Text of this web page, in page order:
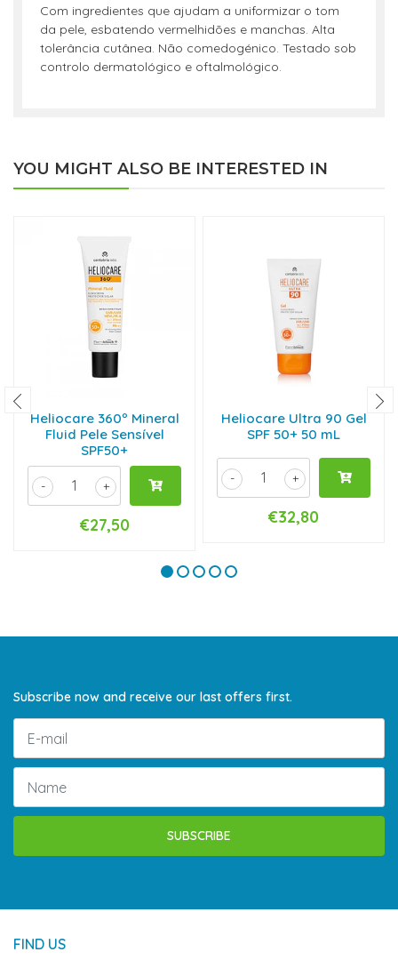
Com ingredientes que ajudam a uniformizar o tom
da pele, esbatendo vermelhidões e manchas. Alta
tolerância cutânea. Não comedogénico. Testado sob
controlo dermatológico e oftalmológico.
YOU MIGHT ALSO BE INTERESTED IN
Heliocare 360º Mineral
Fluid Pele Sensível
SPF50+
+
-
€27,50
Heliocare Ultra 90 Gel
SPF 50+ 50 mL
+
-
€32,80
Subscribe now and receive our last offers first.
SUBSCRIBE
FIND US